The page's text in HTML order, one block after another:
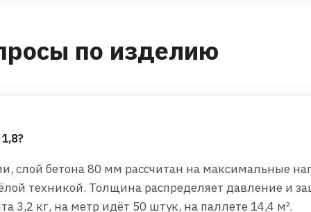
по изделию
слой бетона 80 мм рассчитан на максимальные
техникой. Толщина распределяет давление и
3,2 кг, на метр идёт 50 штук, на паллете 14,4 м².